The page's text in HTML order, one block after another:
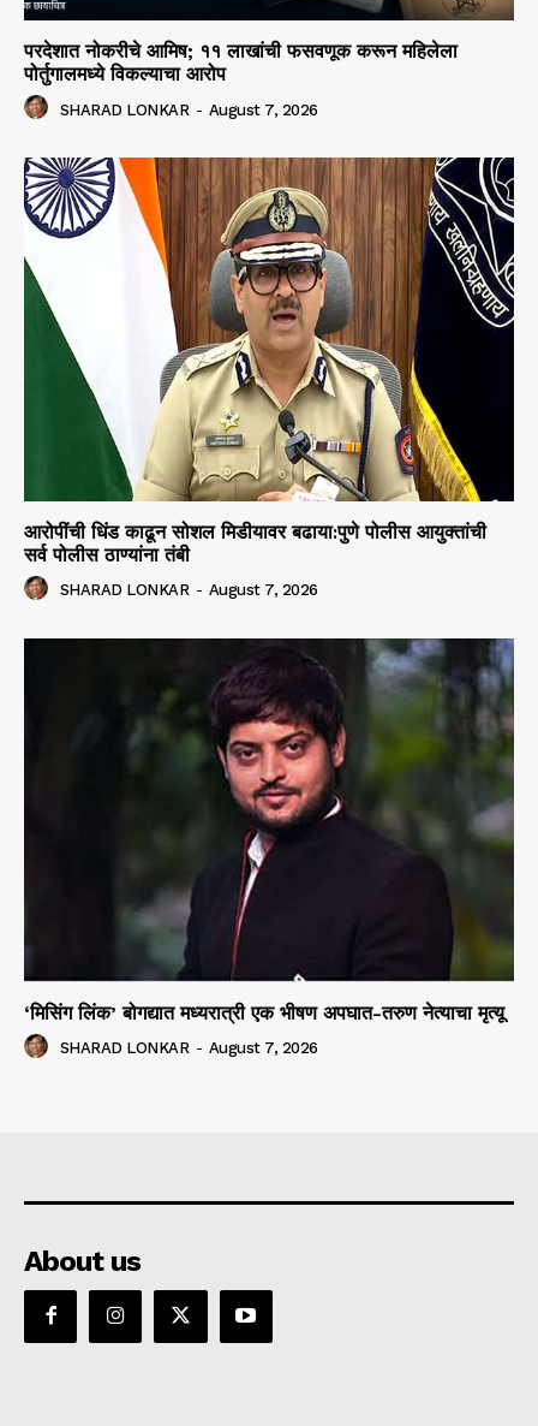
परदेशात नोकरीचे आमिष; ११ लाखांची फसवणूक करून महिलेला
पोर्तुगालमध्ये विकल्याचा आरोप
SHARAD LONKAR - August 7, 2026
आरोपींची धिंड काढून सोशल मिडीयावर बढाया:पुणे पोलीस आयुक्तांची
सर्व पोलीस ठाण्यांना तंबी
SHARAD LONKAR - August 7, 2026
‘मिसिंग लिंक’ बोगद्यात मध्यरात्री एक भीषण अपघात-तरुण नेत्याचा मृत्यू
SHARAD LONKAR - August 7, 2026
About us